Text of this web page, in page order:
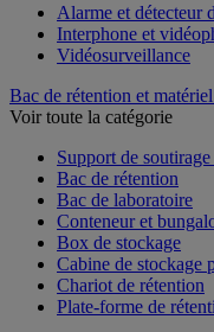
Alarme et détecteur
Interphone et
Vidéosurveillance
Bac de rétention et
Voir toute la catégorie
Support de
Bac de rétention
Bac de laboratoire
Conteneur et
Box de stockage
Cabine de stockage
Chariot de rétention
Plate-forme de